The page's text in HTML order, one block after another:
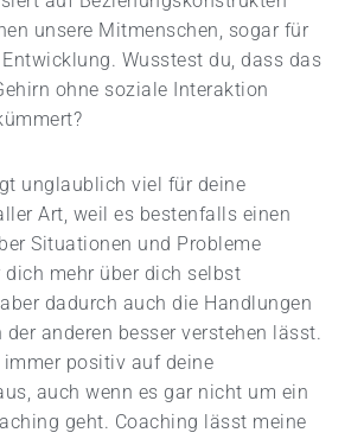
unsere Mitmenschen, sogar für
Wusstest du, dass das
ohne soziale Interaktion
unglaublich viel für deine
Art, weil es bestenfalls einen
Situationen und Probleme
dich mehr über dich selbst
dadurch auch die Handlungen
der anderen besser verstehen lässt.
positiv auf deine
auch wenn es gar nicht um ein
geht. Coaching lässt meine